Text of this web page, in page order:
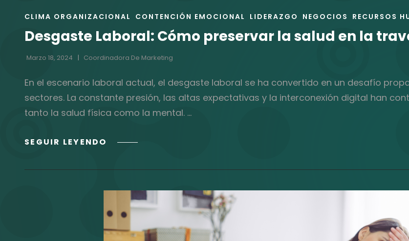
ENLACES
LAS
CATEGORÍAS
CLIMA ORGANIZACIONAL CONTENCIÓN EMOCIONAL LIDERAZGO NEGOCIOS RECURSOS
Desgaste Laboral: Cómo preservar la salud en la
Marzo 18, 2024 Coordinadora De Marketing
En el escenario laboral actual, el desgaste laboral se ha convertido en un desafío
sectores. La constante presión, las altas expectativas y la interconexión digital han
tanto la salud física como la mental. …
SEGUIR LEYENDO DESGASTE
LA
SALUD
EN
LA